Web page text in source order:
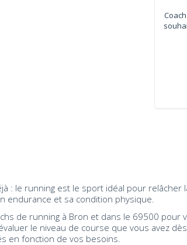
: le running est le sport idéal pour
endurance et sa condition physique.
de running à Bron et dans le 69500
le niveau de course que vous avez
en fonction de vos besoins.